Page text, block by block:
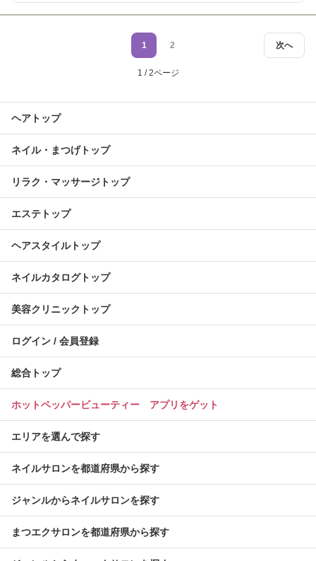
次へ
1 2
1 / 2ページ
ヘアトップ
ネイル・まつげトップ
リラク・マッサージトップ
エステトップ
ヘアスタイルトップ
ネイルカタログトップ
美容クリニックトップ
ログイン / 会員登録
総合トップ
ホットペッパービューティー アプリをゲット
エリアを選んで探す
ネイルサロンを都道府県から探す
ジャンルからネイルサロンを探す
まつエクサロンを都道府県から探す